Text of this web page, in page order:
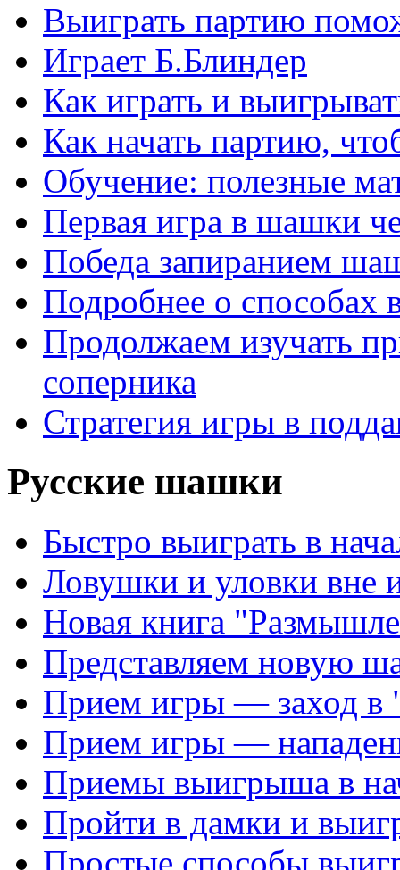
Выиграть партию
Играет Б.Блиндер
Как играть и
Как начать партию,
Обучение: полезные
Первая игра в шашки
Победа запиранием
Подробнее о способах
Продолжаем изучать
соперника
Стратегия игры в
Русские шашки
Быстро выиграть в
Ловушки и уловки вне
Новая книга
Представляем новую
Прием игры — заход в
Прием игры —
Приемы выигрыша в
Пройти в дамки и